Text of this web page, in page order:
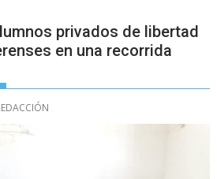
privados de libertad
en una recorrida